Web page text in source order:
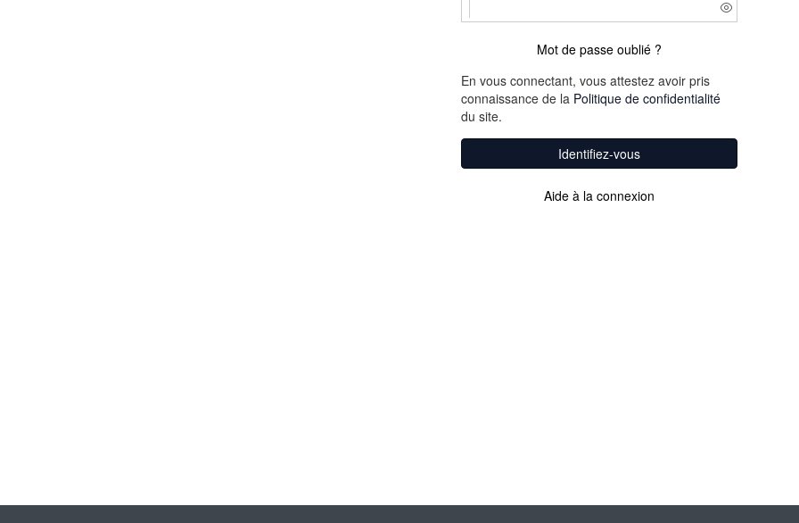
Mot de passe oublié ?
En vous connectant, vous attestez avoir pris
connaissance de la Politique de confidentialité
du site.
Identifiez-vous
Aide à la connexion